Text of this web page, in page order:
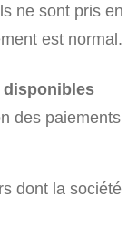
ne sont pris en
est normal.
disponibles
des paiements
dont la société